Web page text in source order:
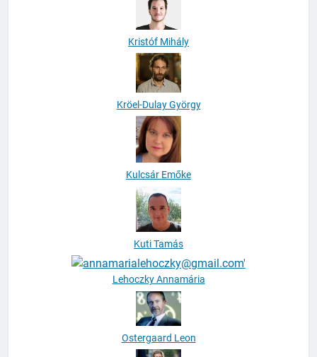
Kristóf Mihály
Kröel-Dulay György
Kulcsár Emőke
Kuti Tamás
Lehoczky Annamária
Ostergaard Leon